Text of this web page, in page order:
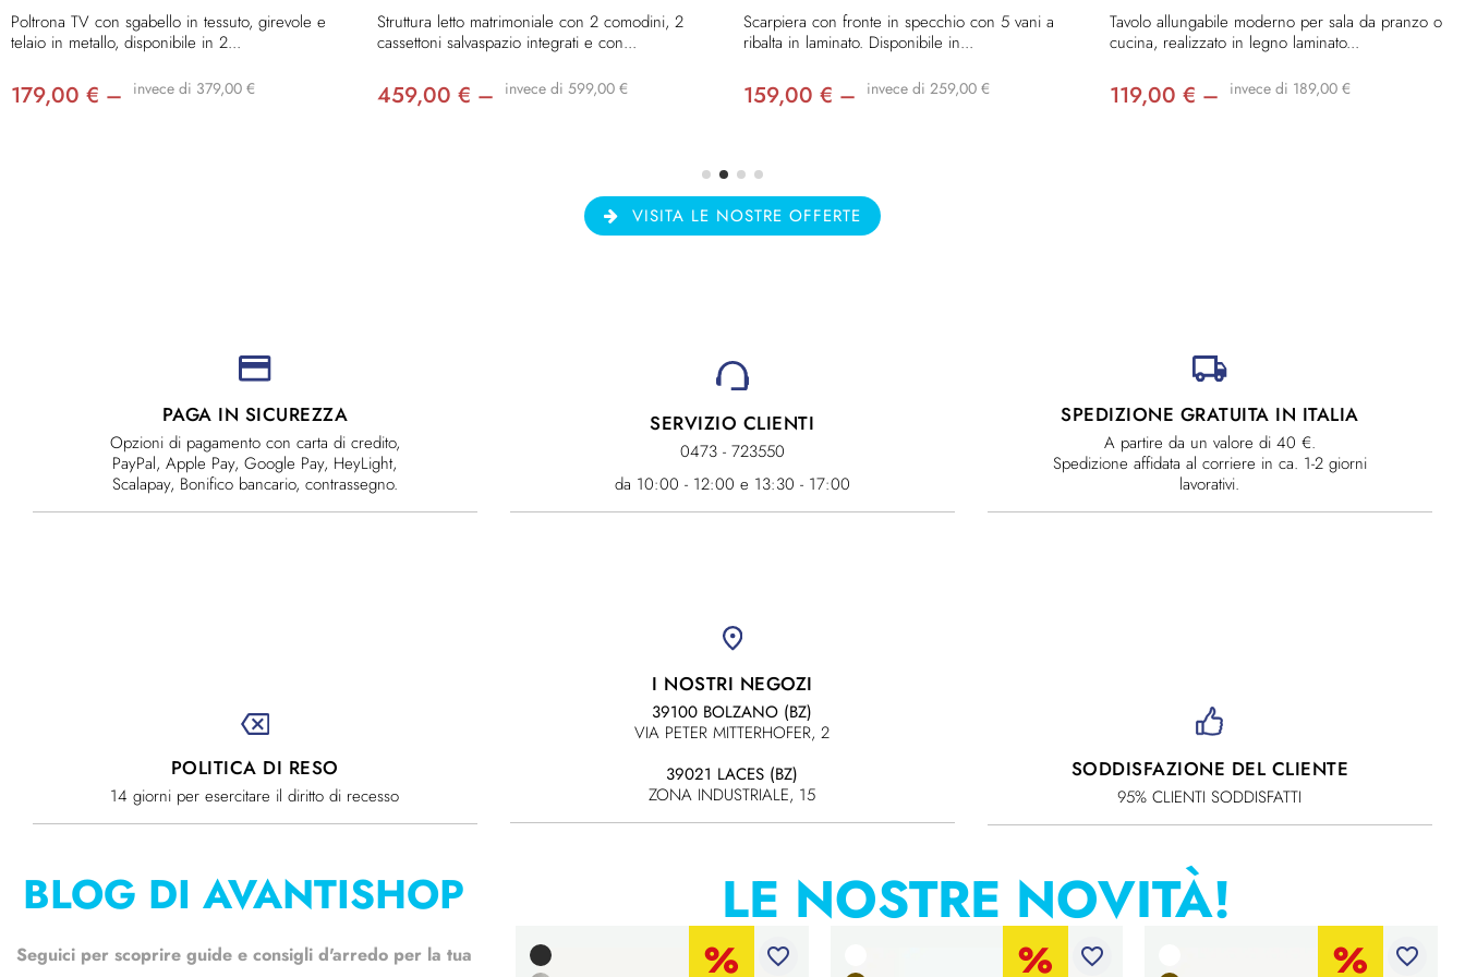
Poltrona TV con sgabello in tessuto, girevole e
telaio in metallo, disponibile in 2...
179,00 € – invece di 379,00 €
Struttura letto matrimoniale con 2 comodini, 2
cassettoni salvaspazio integrati e con...
459,00 € – invece di 599,00 €
Scarpiera con fronte in specchio con 5 vani a
ribalta in laminato. Disponibile in...
159,00 € – invece di 259,00 €
Tavolo allungabile moderno per sala da pranzo o
cucina, realizzato in legno laminato...
119,00 € – invece di 189,00 €
VISITA LE NOSTRE OFFERTE
PAGA IN SICUREZZA
Opzioni di pagamento con carta di credito,
PayPal, Apple Pay, Google Pay, HeyLight,
Scalapay, Bonifico bancario, contrassegno.
SERVIZIO CLIENTI
0473 - 723550
da 10:00 - 12:00 e 13:30 - 17:00
SPEDIZIONE GRATUITA IN ITALIA
A partire da un valore di 40 €.
Spedizione affidata al corriere in ca. 1-2 giorni
lavorativi.
POLITICA DI RESO
14 giorni per esercitare il diritto di recesso
I NOSTRI NEGOZI
39100 BOLZANO (BZ)
VIA PETER MITTERHOFER, 2
39021 LACES (BZ)
ZONA INDUSTRIALE, 15
SODDISFAZIONE DEL CLIENTE
95% CLIENTI SODDISFATTI
BLOG DI AVANTISHOP
Seguici per scoprire guide e consigli d'arredo per la tua
LE NOSTRE NOVITÀ!
favorite_border favorite_border favorite_border favorite_border favorite_border